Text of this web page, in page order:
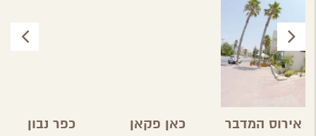
אירוס המדבר כאן פקאן כפר נבון